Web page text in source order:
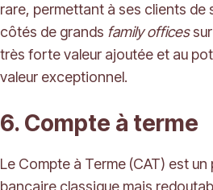
rare, permettant à ses clients de
côtés de grands family officessur
très forte valeur ajoutée et au
valeur exceptionnel.
6. Compte à terme
Le Compte à Terme (CAT) est un